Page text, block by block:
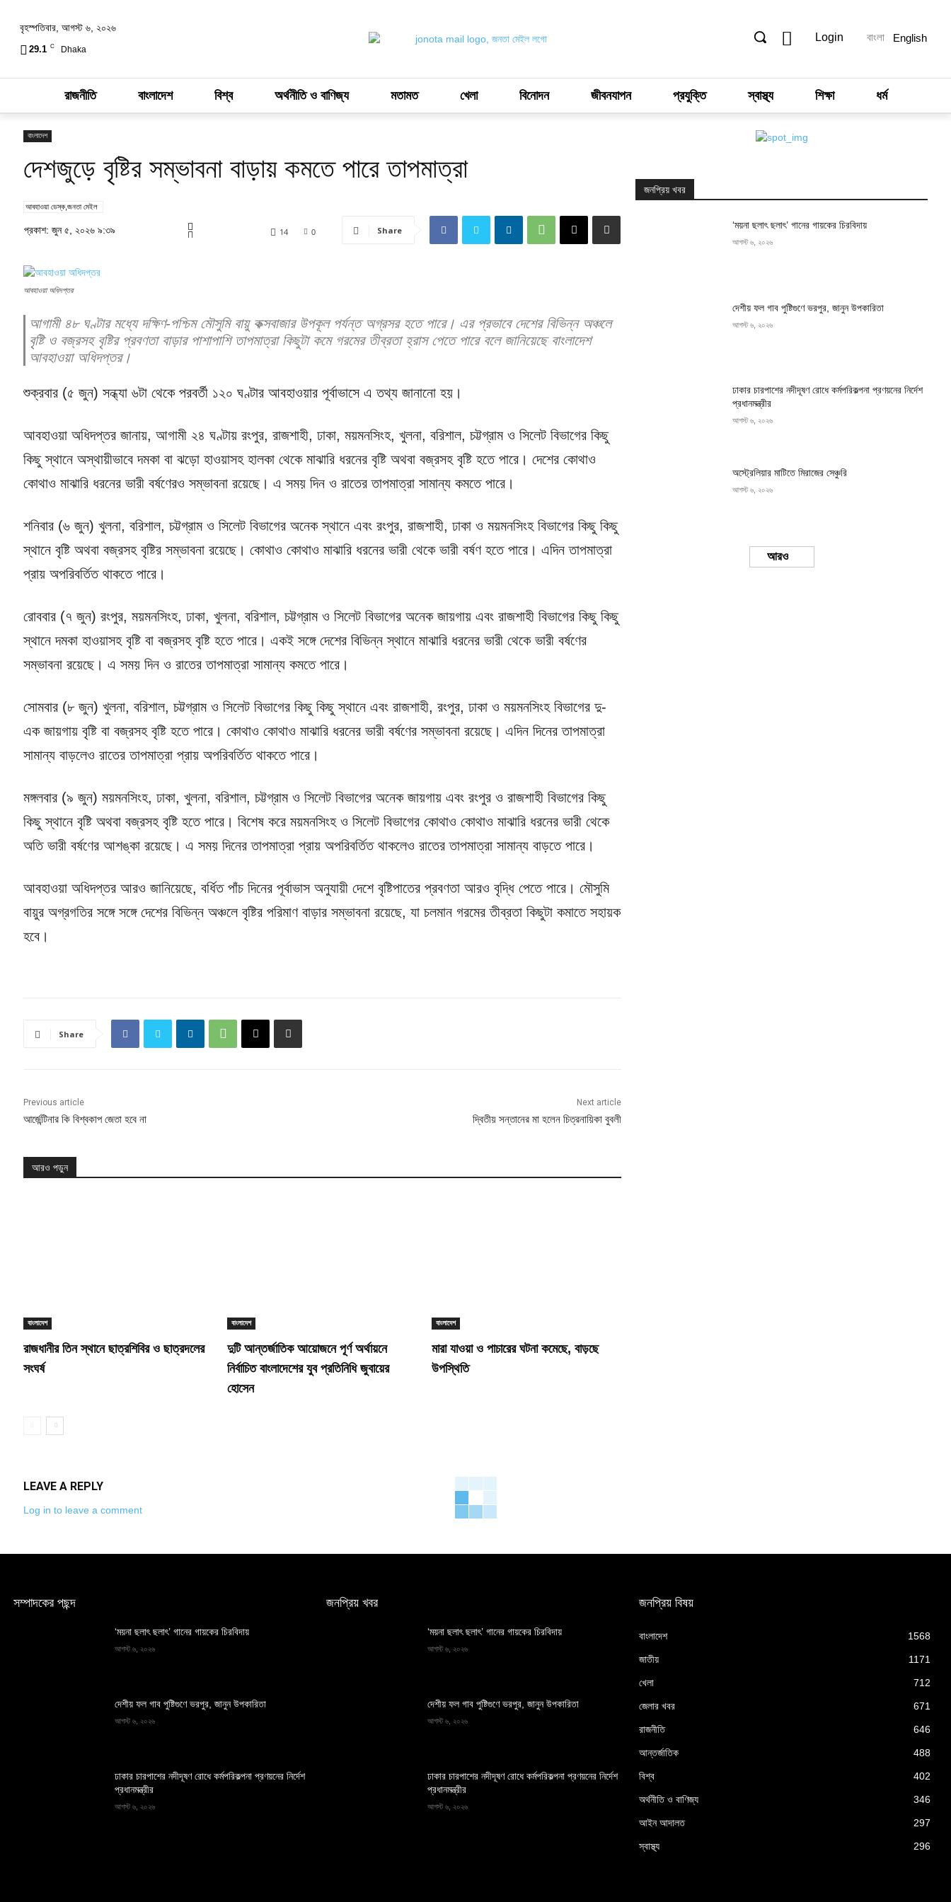
বৃহস্পতিবার, আগস্ট ৬, ২০২৬
29.1 C Dhaka
Login বাংলা English
রাজনীতি বাংলাদেশ বিশ্ব অর্থনীতি ও বাণিজ্য মতামত খেলা বিনোদন জীবনযাপন প্রযুক্তি স্বাস্থ্য শিক্ষা ধর্ম
বাংলাদেশ
দেশজুড়ে বৃষ্টির সম্ভাবনা বাড়ায় কমতে পারে তাপমাত্রা
আবহাওয়া ডেস্ক,জনতা মেইল
প্রকাশ: জুন ৫, ২০২৬ ৯:৩৯ 0
14 Share
আবহাওয়া অধিদপ্তর
আগামী ৪৮ ঘণ্টার মধ্যে দক্ষিণ-পশ্চিম মৌসুমি বায়ু কক্সবাজার উপকূল পর্যন্ত অগ্রসর হতে পারে। এর প্রভাবে দেশের বিভিন্ন অঞ্চলে
বৃষ্টি ও বজ্রসহ বৃষ্টির প্রবণতা বাড়ার পাশাপাশি তাপমাত্রা কিছুটা কমে গরমের তীব্রতা হ্রাস পেতে পারে বলে জানিয়েছে বাংলাদেশ
আবহাওয়া অধিদপ্তর।
শুক্রবার (৫ জুন) সন্ধ্যা ৬টা থেকে পরবর্তী ১২০ ঘণ্টার আবহাওয়ার পূর্বাভাসে এ তথ্য জানানো হয়।
আবহাওয়া অধিদপ্তর জানায়, আগামী ২৪ ঘণ্টায় রংপুর, রাজশাহী, ঢাকা, ময়মনসিংহ, খুলনা, বরিশাল, চট্টগ্রাম ও সিলেট বিভাগের কিছু
কিছু স্থানে অস্থায়ীভাবে দমকা বা ঝড়ো হাওয়াসহ হালকা থেকে মাঝারি ধরনের বৃষ্টি অথবা বজ্রসহ বৃষ্টি হতে পারে। দেশের কোথাও
কোথাও মাঝারি ধরনের ভারী বর্ষণেরও সম্ভাবনা রয়েছে। এ সময় দিন ও রাতের তাপমাত্রা সামান্য কমতে পারে।
শনিবার (৬ জুন) খুলনা, বরিশাল, চট্টগ্রাম ও সিলেট বিভাগের অনেক স্থানে এবং রংপুর, রাজশাহী, ঢাকা ও ময়মনসিংহ বিভাগের কিছু কিছু
স্থানে বৃষ্টি অথবা বজ্রসহ বৃষ্টির সম্ভাবনা রয়েছে। কোথাও কোথাও মাঝারি ধরনের ভারী থেকে ভারী বর্ষণ হতে পারে। এদিন তাপমাত্রা
প্রায় অপরিবর্তিত থাকতে পারে।
রোববার (৭ জুন) রংপুর, ময়মনসিংহ, ঢাকা, খুলনা, বরিশাল, চট্টগ্রাম ও সিলেট বিভাগের অনেক জায়গায় এবং রাজশাহী বিভাগের কিছু কিছু
স্থানে দমকা হাওয়াসহ বৃষ্টি বা বজ্রসহ বৃষ্টি হতে পারে। একই সঙ্গে দেশের বিভিন্ন স্থানে মাঝারি ধরনের ভারী থেকে ভারী বর্ষণের
সম্ভাবনা রয়েছে। এ সময় দিন ও রাতের তাপমাত্রা সামান্য কমতে পারে।
সোমবার (৮ জুন) খুলনা, বরিশাল, চট্টগ্রাম ও সিলেট বিভাগের কিছু কিছু স্থানে এবং রাজশাহী, রংপুর, ঢাকা ও ময়মনসিংহ বিভাগের দু-
এক জায়গায় বৃষ্টি বা বজ্রসহ বৃষ্টি হতে পারে। কোথাও কোথাও মাঝারি ধরনের ভারী বর্ষণের সম্ভাবনা রয়েছে। এদিন দিনের তাপমাত্রা
সামান্য বাড়লেও রাতের তাপমাত্রা প্রায় অপরিবর্তিত থাকতে পারে।
মঙ্গলবার (৯ জুন) ময়মনসিংহ, ঢাকা, খুলনা, বরিশাল, চট্টগ্রাম ও সিলেট বিভাগের অনেক জায়গায় এবং রংপুর ও রাজশাহী বিভাগের কিছু
কিছু স্থানে বৃষ্টি অথবা বজ্রসহ বৃষ্টি হতে পারে। বিশেষ করে ময়মনসিংহ ও সিলেট বিভাগের কোথাও কোথাও মাঝারি ধরনের ভারী থেকে
অতি ভারী বর্ষণের আশঙ্কা রয়েছে। এ সময় দিনের তাপমাত্রা প্রায় অপরিবর্তিত থাকলেও রাতের তাপমাত্রা সামান্য বাড়তে পারে।
আবহাওয়া অধিদপ্তর আরও জানিয়েছে, বর্ধিত পাঁচ দিনের পূর্বাভাস অনুযায়ী দেশে বৃষ্টিপাতের প্রবণতা আরও বৃদ্ধি পেতে পারে। মৌসুমি
বায়ুর অগ্রগতির সঙ্গে সঙ্গে দেশের বিভিন্ন অঞ্চলে বৃষ্টির পরিমাণ বাড়ার সম্ভাবনা রয়েছে, যা চলমান গরমের তীব্রতা কিছুটা কমাতে সহায়ক
হবে।
Share
Previous article
আর্জেন্টিনার কি বিশ্বকাপ জেতা হবে না
Next article
দ্বিতীয় সন্তানের মা হলেন চিত্রনায়িকা বুবলী
আরও পড়ুন
বাংলাদেশ
রাজধানীর তিন স্থানে ছাত্রশিবির ও ছাত্রদলের
সংঘর্ষ
বাংলাদেশ
দুটি আন্তর্জাতিক আয়োজনে পূর্ণ অর্থায়নে
নির্বাচিত বাংলাদেশের যুব প্রতিনিধি জুবায়ের
হোসেন
বাংলাদেশ
মারা যাওয়া ও পাচারের ঘটনা কমেছে, বাড়ছে
উপস্থিতি
LEAVE A REPLY
Log in to leave a comment
জনপ্রিয় খবর
‘ময়না ছলাৎ ছলাৎ’ গানের গায়কের চিরবিদায়
আগস্ট ৬, ২০২৬
দেশীয় ফল গাব পুষ্টিগুণে ভরপুর, জানুন উপকারিতা
আগস্ট ৬, ২০২৬
ঢাকার চারপাশের নদীদূষণ রোধে কর্মপরিকল্পনা প্রণয়নের নির্দেশ
প্রধানমন্ত্রীর
আগস্ট ৬, ২০২৬
অস্ট্রেলিয়ার মাটিতে মিরাজের সেঞ্চুরি
আগস্ট ৬, ২০২৬
Load more
সম্পাদকের পছন্দ
‘ময়না ছলাৎ ছলাৎ’ গানের গায়কের চিরবিদায়
আগস্ট ৬, ২০২৬
দেশীয় ফল গাব পুষ্টিগুণে ভরপুর, জানুন উপকারিতা
আগস্ট ৬, ২০২৬
ঢাকার চারপাশের নদীদূষণ রোধে কর্মপরিকল্পনা প্রণয়নের নির্দেশ
প্রধানমন্ত্রীর
আগস্ট ৬, ২০২৬
জনপ্রিয় খবর
‘ময়না ছলাৎ ছলাৎ’ গানের গায়কের চিরবিদায়
আগস্ট ৬, ২০২৬
দেশীয় ফল গাব পুষ্টিগুণে ভরপুর, জানুন উপকারিতা
আগস্ট ৬, ২০২৬
ঢাকার চারপাশের নদীদূষণ রোধে কর্মপরিকল্পনা প্রণয়নের নির্দেশ
প্রধানমন্ত্রীর
আগস্ট ৬, ২০২৬
জনপ্রিয় বিষয়
বাংলাদেশ 1568
জাতীয় 1171
খেলা 712
জেলার খবর 671
রাজনীতি 646
আন্তর্জাতিক 488
বিশ্ব 402
অর্থনীতি ও বাণিজ্য 346
আইন আদালত 297
স্বাস্থ্য 296